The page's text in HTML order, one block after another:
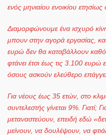
ενός μηνιαίου ενοικίου ετησίως
Διαμορφώνουμε ένα ισχυρό
μπουν στην αγορά εργασίας,
ευρώ δεν θα καταβάλλουν
φτάνει έτσι έως τις 3.100
όσους ασκούν ελεύθερο
Για νέους έως 35 ετών, στο
συντελεστής γίνεται 9%. Γιατί;
μεταναστεύουν, επειδή εδώ
μείνουν, να δουλέψουν, να